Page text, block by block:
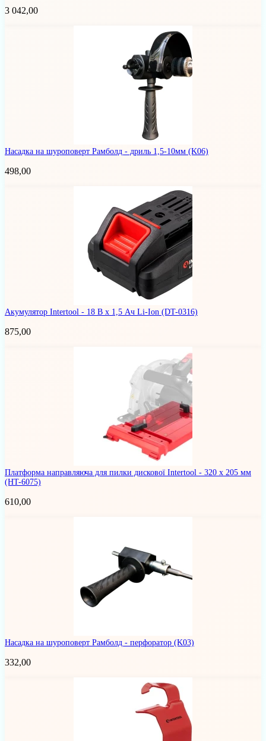
3 042,00
Насадка на шуроповерт Рамболд - дриль 1,5-10мм (K06)
498,00
Акумулятор Intertool - 18 В x 1,5 Ач Li-Ion (DT-0316)
875,00
Платформа направляюча для пилки дискової Intertool - 320 x 205 мм
(HT-6075)
610,00
Насадка на шуроповерт Рамболд - перфоратор (K03)
332,00